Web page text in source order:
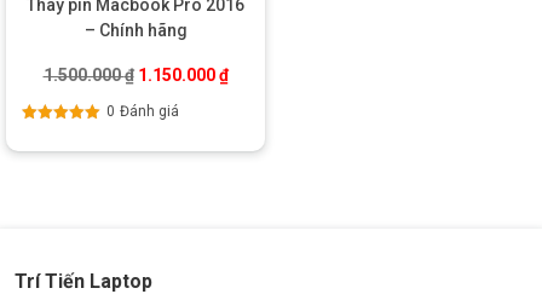
Thay pin Macbook Pro 2016
– Chính hãng
1.500.000₫ Giá gốc là: 1.500.000 ₫.
1.150.000₫Giá hiện tại là: 1.150.000 ₫.
0 Đánh giá
Trí Tiến Laptop